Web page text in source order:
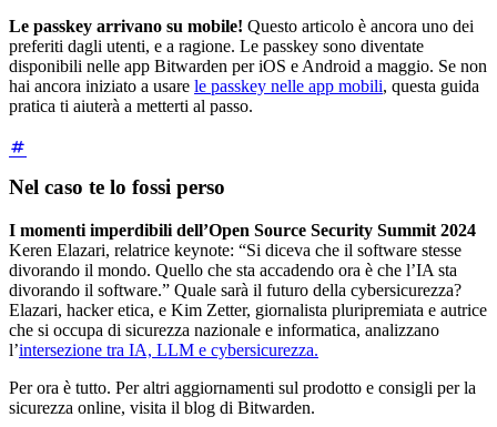
Le passkey arrivano su mobile! Questo articolo è ancora uno dei
preferiti dagli utenti, e a ragione. Le passkey sono diventate
disponibili nelle app Bitwarden per iOS e Android a maggio. Se non
hai ancora iniziato a usare le passkey nelle app mobili, questa guida
pratica ti aiuterà a metterti al passo.
Nel caso te lo fossi perso
I momenti imperdibili dell’Open Source Security Summit 2024
Keren Elazari, relatrice keynote: “Si diceva che il software stesse
divorando il mondo. Quello che sta accadendo ora è che l’IA sta
divorando il software.” Quale sarà il futuro della cybersicurezza?
Elazari, hacker etica, e Kim Zetter, giornalista pluripremiata e autrice
che si occupa di sicurezza nazionale e informatica, analizzano
l’intersezione tra IA, LLM e cybersicurezza.
Per ora è tutto. Per altri aggiornamenti sul prodotto e consigli per la
sicurezza online, visita il blog di Bitwarden.